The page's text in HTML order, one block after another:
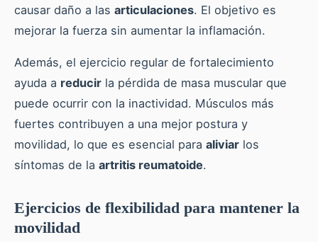
causar daño a las articulaciones. El objetivo es
mejorar la fuerza sin aumentar la inflamación.
Además, el ejercicio regular de fortalecimiento
ayuda a reducir la pérdida de masa muscular que
puede ocurrir con la inactividad. Músculos más
fuertes contribuyen a una mejor postura y
movilidad, lo que es esencial para aliviar los
síntomas de la artritis reumatoide.
Ejercicios de flexibilidad para mantener la
movilidad